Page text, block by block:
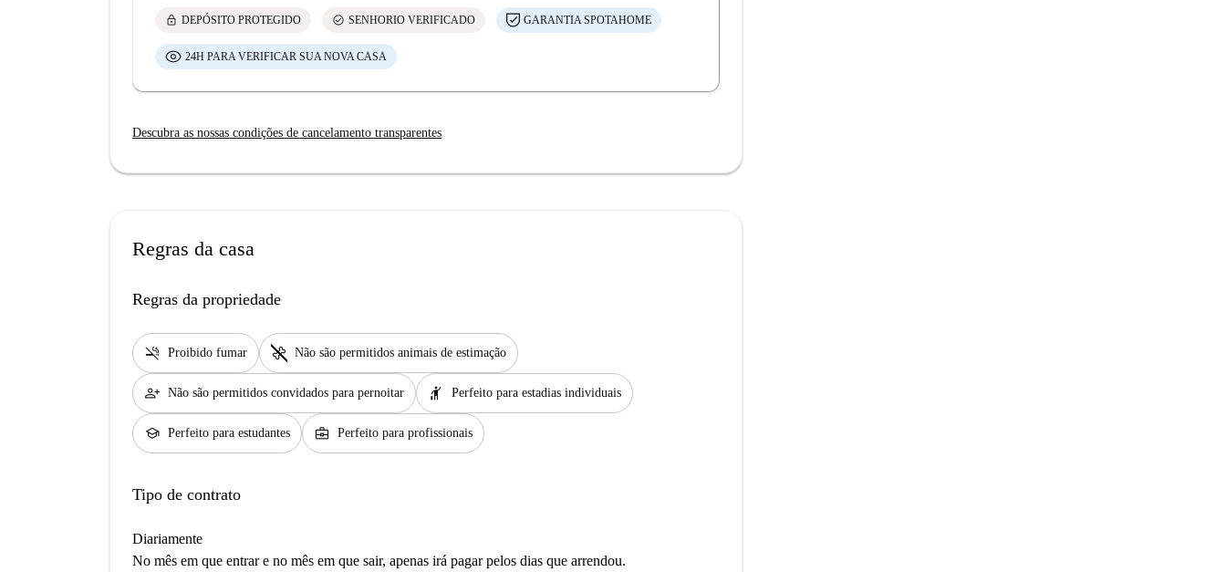
lock DEPÓSITO PROTEGIDO check_circle SENHORIO VERIFICADO GARANTIA SPOTAHOME
24H PARA VERIFICAR SUA NOVA CASA
Descubra as nossas condições de cancelamento transparentes
Regras da casa
Regras da propriedade
smoke_free Proibido fumar pet_supplies Não são permitidos animais de estimação
person_add Não são permitidos convidados para pernoitar hail Perfeito para estadias individuais
school Perfeito para estudantes business_center Perfeito para profissionais
Tipo de contrato
Diariamente
No mês em que entrar e no mês em que sair, apenas irá pagar pelos dias que arrendou.